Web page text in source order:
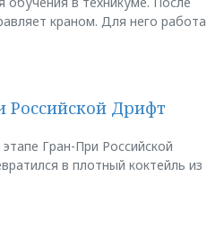
краном. Для него работа
Российской Дрифт
Гран-При Российской
в плотный коктейль из